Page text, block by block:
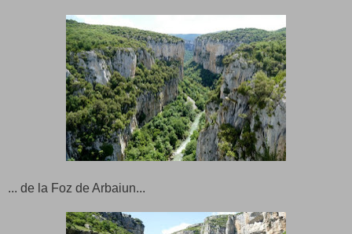
... de la Foz de Arbaiun...